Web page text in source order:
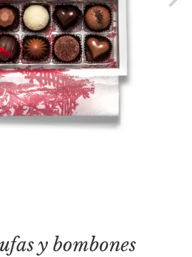
y bombones